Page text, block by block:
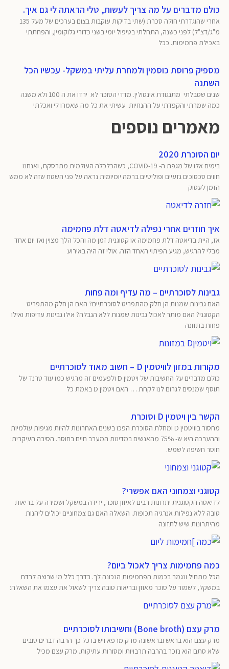
כולם מדברים על מה צריך לעשות, טלי הראתה לי גם איך.
אחרי שהוגדרתי חולה סכרת (שתי בדיקות עוקבות בצום בערכים של מעל 135
מ"ג/דצ"ל) לפני כשנה, התחלתי בטיפול יומי בשני כדורי גלוקומין, והפחתתי
באכילת פחמימות. ככל
מספיק פרוסת כוסמין ולמחרת עליתי במשקל- עכשיו הכל
השתנה
שנים שסבלתי מתנגודת אינסולין. מדדי הסוכר לא ירדו את ה 100 ולא משנה
כמה שמרתי והקפדתי על ההנחיות. עשיתי את כל מה שאמרו לי ואכלתי
מאמרים נוספים
יום הסוכרת 2020
בימים אלו של מגפת ה- COVID-19, כשהכלכלה העולמית מתרסקת, ואנחנו
חווים סכסוכים גזעיים ופוליטיים ברמה יומיומית נראה על פני השטח שזה לא ממש
הזמן לעסוק
איך חוזרים אחרי נפילה לדיאטה דלת פחמימה
אז, היית בדיאטה דלת פחמימה או קטוגנית זמן מה והכל הלך מצוין ואז יום אחד
מבלי להרגיש, מגיע הפיתוי האחד הזה. אולי זה היה באירוע
גבינות לסוכרתיים – מה עדיף ומה פחות
האם גבינות שמנות הן חלק מהתפריט לסוכרתיים? האם הן חלק מהתפריט
הקטוגני? האם מותר לאכול גבינות שמנות ללא הגבלה? אילו גבינות עדיפות ואילו
פחות בתזונה
מקורות במזון לוויטמין D – חשוב מאוד לסוכרתיים
כולם מדברים על החשיבות של ויטמין D ולפעמים זה מרגיש כמו עוד טרנד של
תוסף שמנסים לגרום לנו לקחת … האם ויטמין D באמת כל
הקשר בין ויטמין D וסוכרת
מחסור בוויטמין D ומחלת הסוכרת הפכו בשנים האחרונות להיות מגיפות עולמיות
וההערכה היא ש- 75% מהאנשים במדינות המערב חיים בחוסר. הסיבה העיקרית:
חוסר חשיפה לשמש.
קטוגני וצמחוני האם אפשרי?
לדיאטה הקטוגנית יתרונות רבים לאיזון סוכר, ירידה במשקל ושמירה על בריאות
טובה ללא נפילות אנרגיה תכופות. השאלה האם גם צמחוניים יכולים ליהנות
מהיתרונות שיש לתזונה
כמה פחמימות צריך לאכול ביום?
הכל מתחיל ונגמר בכמות הפחמימות הנכונה לך. בדרך כלל מי שרוצה לרדת
במשקל, לשמור על סוכר מאוזן ובריאות טובה צריך לשאול את עצמו את השאלה:
מרק עצם (Bone broth) וחשיבותו לסוכרתיים
מרק עצם הוא בראש ובראשונה מרק מרפא ויש בו כל כך הרבה דברים טובים
שלא סתם הוא נזכר בהרבה תרבויות ומסורות עתיקות. מרק עצם מכיל